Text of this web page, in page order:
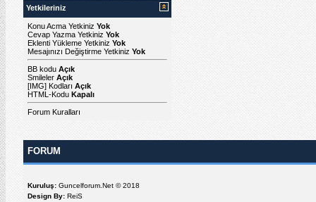
Yetkileriniz
Konu Acma Yetkiniz Yok
Cevap Yazma Yetkiniz Yok
Eklenti Yükleme Yetkiniz Yok
Mesajınızı Değiştirme Yetkiniz Yok
BB kodu Açık
Smileler Açık
[IMG] Kodları Açık
HTML-Kodu Kapalı
Forum Kuralları
FORUM
Kuruluş: Guncelforum.Net © 2018
Design By: ReiS